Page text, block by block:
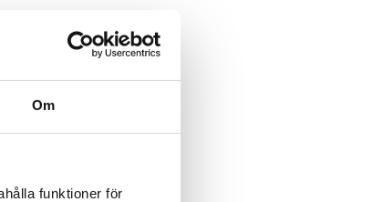
Om
funktioner för